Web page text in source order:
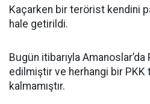
Kaçarken bir terörist kendini
hale getirildi.
Bugün itibarıyla
edilmiştir ve herhangi bir
kalmamıştır.